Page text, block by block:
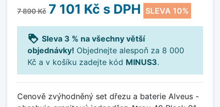
7 890 Kč 7 101 Kč s DPH SLEVA 10%
loyalty Sleva 3 % na všechny větší
objednávky! Objednejte alespoň za 8 000
Kč a v košíku zadejte kód MINUS3.
Cenově zvýhodněný set dřezu a baterie Alveus -